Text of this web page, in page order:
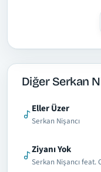
Diğer Serkan
Eller Üzer
Serkan Nişancı
Ziyanı Yok
Serkan Nişancı feat.